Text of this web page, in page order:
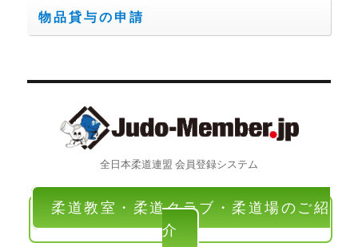
物品貸与の申請
全日本柔道連盟 会員登録システム
柔道教室・柔道クラブ・柔道場のご紹
介